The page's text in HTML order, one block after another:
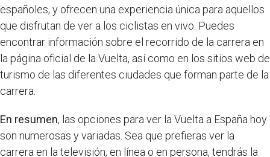
españoles, y ofrecen una experiencia única para aquellos
que disfrutan de ver a los ciclistas en vivo. Puedes
encontrar información sobre el recorrido de la carrera en
la página oficial de la Vuelta, así como en los sitios web de
turismo de las diferentes ciudades que forman parte de la
carrera.
En resumen, las opciones para ver la Vuelta a España hoy
son numerosas y variadas. Sea que prefieras ver la
carrera en la televisión, en línea o en persona, tendrás la